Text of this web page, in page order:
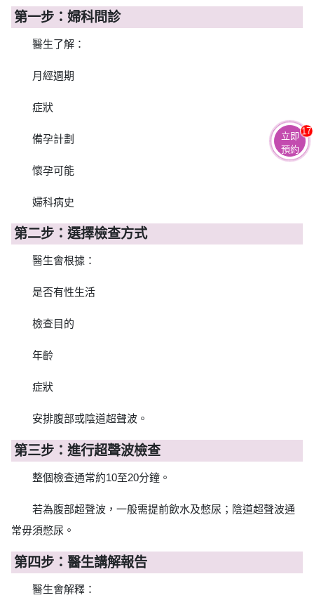
第一步：婦科問診
醫生了解：
月經週期
症狀
備孕計劃
懷孕可能
婦科病史
第二步：選擇檢查方式
醫生會根據：
是否有性生活
檢查目的
年齡
症狀
安排腹部或陰道超聲波。
第三步：進行超聲波檢查
整個檢查通常約10至20分鐘。
若為腹部超聲波，一般需提前飲水及憋尿；陰道超聲波通
常毋須憋尿。
第四步：醫生講解報告
醫生會解釋：
立即
預約
17